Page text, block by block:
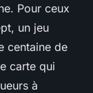
Pour ceux
un jeu
centaine de
carte qui
à